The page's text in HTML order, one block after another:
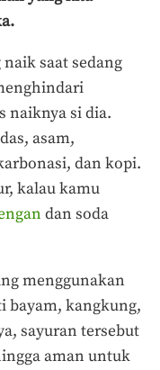
saat sedang
naiknya si dia.
asam,
dan kopi.
kalau kamu
dan soda
menggunakan
bayam, kangkung,
sayuran tersebut
aman untuk